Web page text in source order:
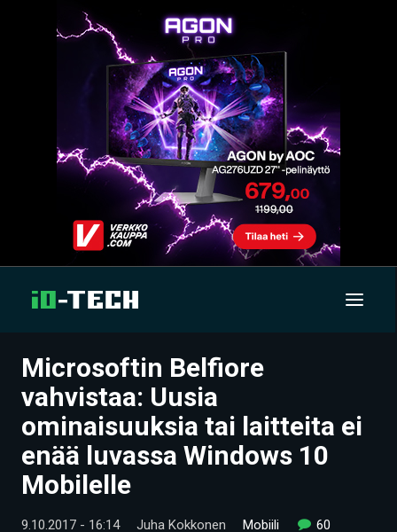
UUTISET
ARTIKKELIT
VIDEOT
TECHBBS
Microsoftin Belfiore
vahvistaa: Uusia
ominaisuuksia tai laitteita ei
enää luvassa Windows 10
Mobilelle
9.10.2017 - 16:14 Juha Kokkonen Mobiili 60